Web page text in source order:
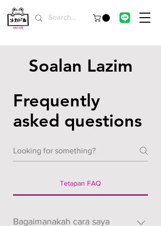
Soalan Lazim
Frequently
asked questions
Tetapan FAQ
Bagaimanakah cara saya